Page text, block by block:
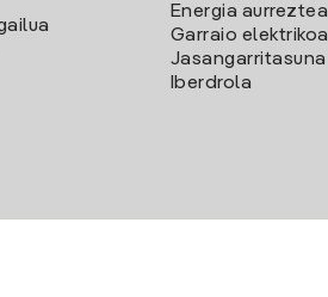
Energia aurreztea
Garraio elektrikoa
Jasangarritasuna
Iberdrola